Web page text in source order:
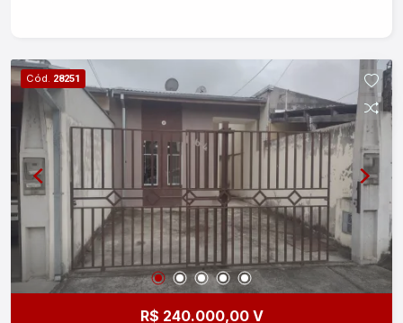
Garagem para vários carros *Localização
Privilegiada:* Situada próxima a escolas,
supermercados, transporte público], a região
oferece tudo o que você precisa para viver com
conforto e conveniência. Não perca a chance de
conhecer este imóvel incrível! Entre em contato
para agendar uma visita. Cliente aceita APT em
São José de menor valor.
Cód. 28251
R$ 240.000,00 V